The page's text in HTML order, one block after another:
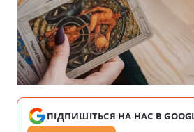
ПІДПИШІТЬСЯ НА НАС В